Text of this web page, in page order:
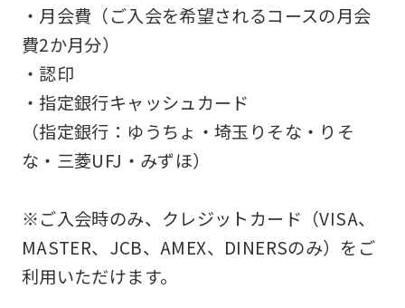
・月会費（ご入会を希望されるコースの月会
費2か月分）
・認印
・指定銀行キャッシュカード
（指定銀行：ゆうちょ・埼玉りそな・りそ
な・三菱UFJ・みずほ）
※ご入会時のみ、クレジットカード（VISA、
MASTER、JCB、AMEX、DINERSのみ）をご
利用いただけます。
from
content.
We
you
fully